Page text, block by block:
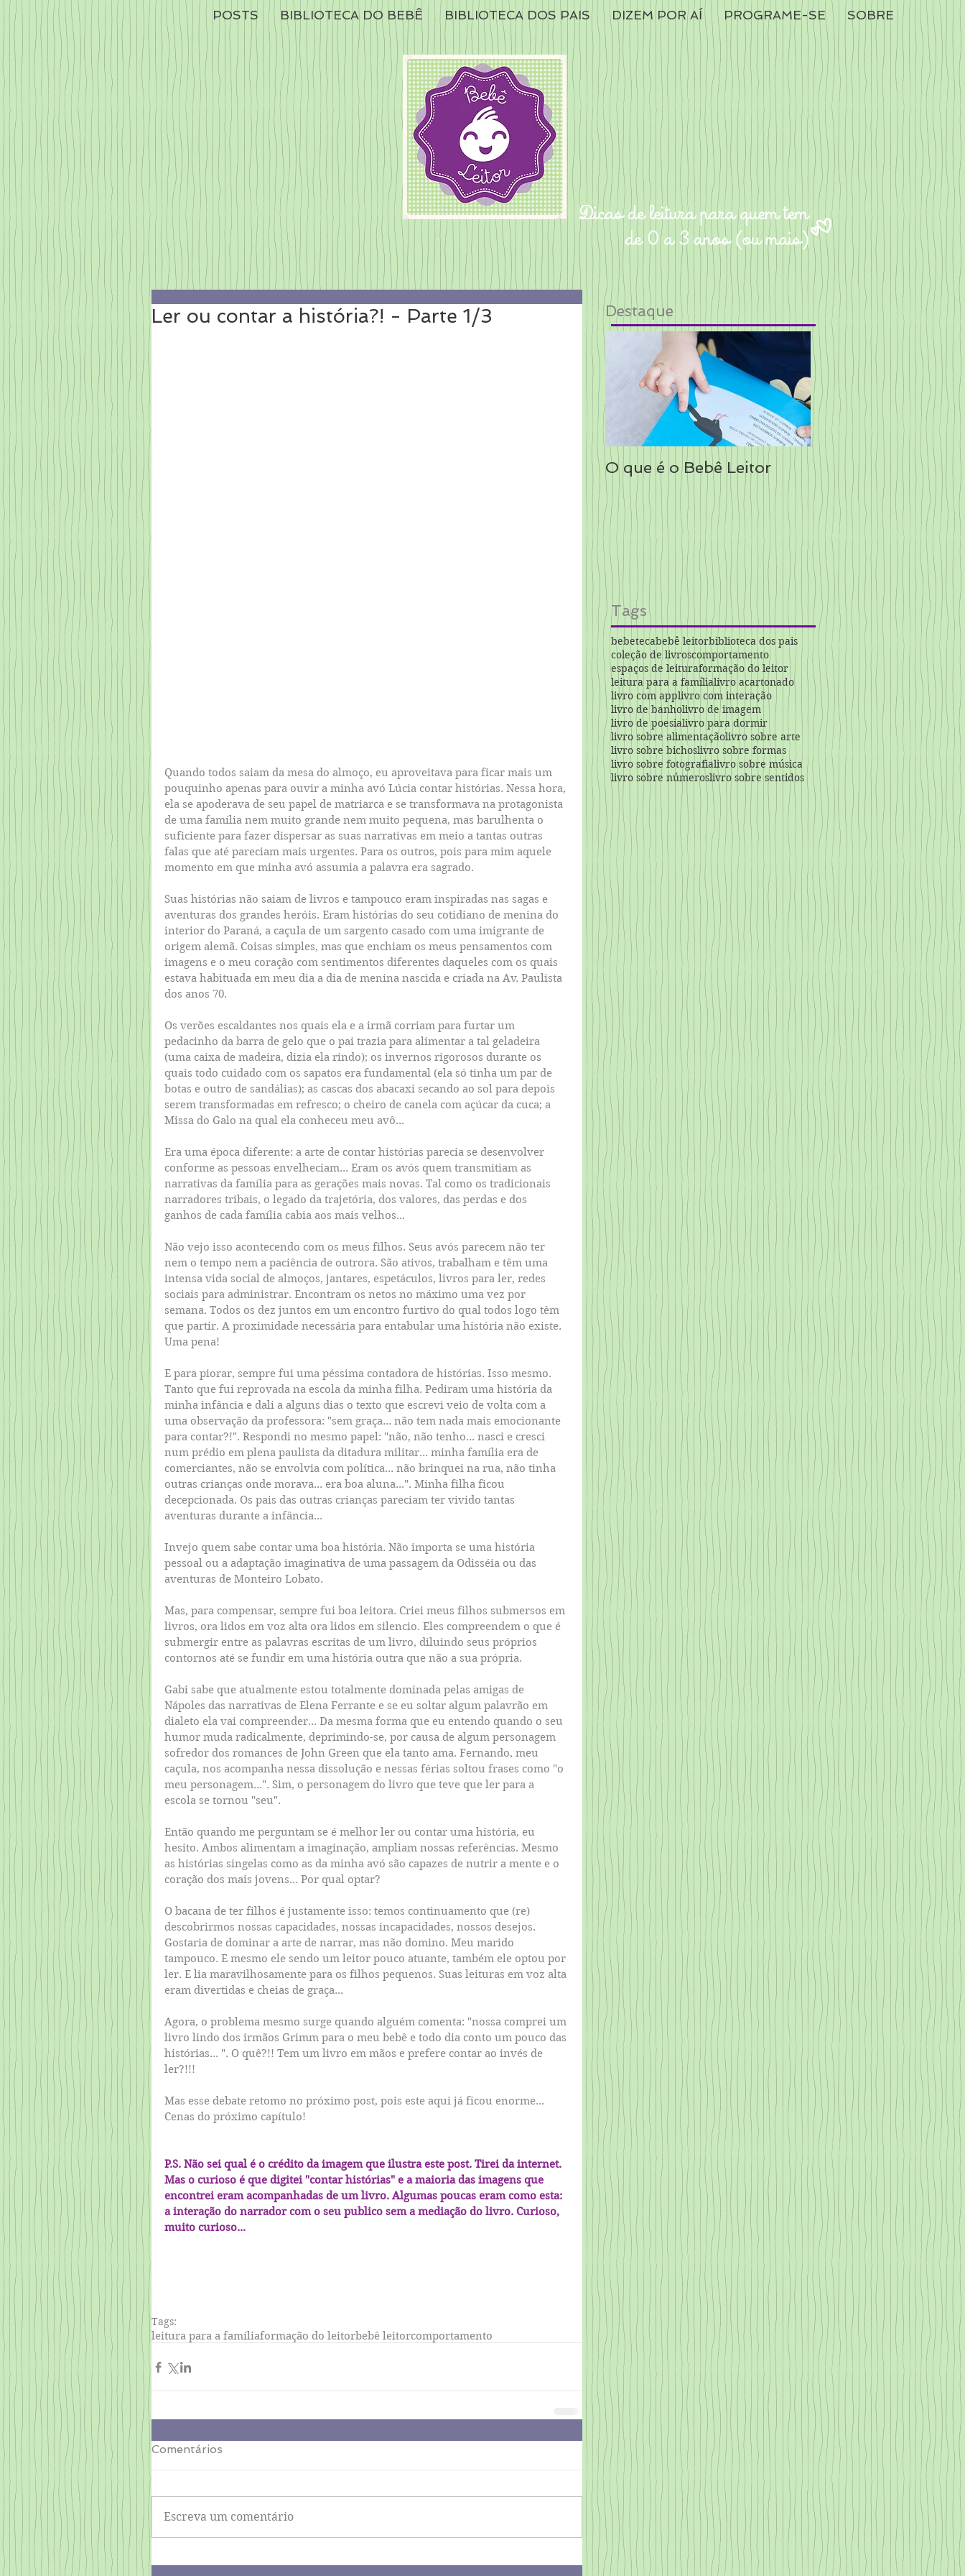
POSTS BIBLIOTECA DO BEBÊ BIBLIOTECA DOS PAIS DIZEM POR AÍ PROGRAME-SE SOBRE
Ler ou contar a história?! - Parte 1/3
Quando todos saiam da mesa do almoço, eu aproveitava para ficar mais um
pouquinho apenas para ouvir a minha avó Lúcia contar histórias. Nessa hora,
ela se apoderava de seu papel de matriarca e se transformava na protagonista
de uma família nem muito grande nem muito pequena, mas barulhenta o
suficiente para fazer dispersar as suas narrativas em meio a tantas outras
falas que até pareciam mais urgentes. Para os outros, pois para mim aquele
momento em que minha avó assumia a palavra era sagrado.
Suas histórias não saiam de livros e tampouco eram inspiradas nas sagas e
aventuras dos grandes heróis. Eram histórias do seu cotidiano de menina do
interior do Paraná, a caçula de um sargento casado com uma imigrante de
origem alemã. Coisas simples, mas que enchiam os meus pensamentos com
imagens e o meu coração com sentimentos diferentes daqueles com os quais
estava habituada em meu dia a dia de menina nascida e criada na Av. Paulista
dos anos 70.
Os verões escaldantes nos quais ela e a irmã corriam para furtar um
pedacinho da barra de gelo que o pai trazia para alimentar a tal geladeira
(uma caixa de madeira, dizia ela rindo); os invernos rigorosos durante os
quais todo cuidado com os sapatos era fundamental (ela só tinha um par de
botas e outro de sandálias); as cascas dos abacaxi secando ao sol para depois
serem transformadas em refresco; o cheiro de canela com açúcar da cuca; a
Missa do Galo na qual ela conheceu meu avô...
Era uma época diferente: a arte de contar histórias parecia se desenvolver
conforme as pessoas envelheciam... Eram os avós quem transmitiam as
narrativas da família para as gerações mais novas. Tal como os tradicionais
narradores tribais, o legado da trajetória, dos valores, das perdas e dos
ganhos de cada família cabia aos mais velhos...
Não vejo isso acontecendo com os meus filhos. Seus avós parecem não ter
nem o tempo nem a paciência de outrora. São ativos, trabalham e têm uma
intensa vida social de almoços, jantares, espetáculos, livros para ler, redes
sociais para administrar. Encontram os netos no máximo uma vez por
semana. Todos os dez juntos em um encontro furtivo do qual todos logo têm
que partir. A proximidade necessária para entabular uma história não existe.
Uma pena!
E para piorar, sempre fui uma péssima contadora de histórias. Isso mesmo.
Tanto que fui reprovada na escola da minha filha. Pediram uma história da
minha infância e dali a alguns dias o texto que escrevi veio de volta com a
uma observação da professora: "sem graça... não tem nada mais emocionante
para contar?!". Respondi no mesmo papel: "não, não tenho... nasci e cresci
num prédio em plena paulista da ditadura militar... minha família era de
comerciantes, não se envolvia com política... não brinquei na rua, não tinha
outras crianças onde morava... era boa aluna...". Minha filha ficou
decepcionada. Os pais das outras crianças pareciam ter vivido tantas
aventuras durante a infância...
Invejo quem sabe contar uma boa história. Não importa se uma história
pessoal ou a adaptação imaginativa de uma passagem da Odisséia ou das
aventuras de Monteiro Lobato.
Mas, para compensar, sempre fui boa leitora. Criei meus filhos submersos em
livros, ora lidos em voz alta ora lidos em silencio. Eles compreendem o que é
submergir entre as palavras escritas de um livro, diluindo seus próprios
contornos até se fundir em uma história outra que não a sua própria.
Gabi sabe que atualmente estou totalmente dominada pelas amigas de
Nápoles das narrativas de Elena Ferrante e se eu soltar algum palavrão em
dialeto ela vai compreender... Da mesma forma que eu entendo quando o seu
humor muda radicalmente, deprimindo-se, por causa de algum personagem
sofredor dos romances de John Green que ela tanto ama. Fernando, meu
caçula, nos acompanha nessa dissolução e nessas férias soltou frases como "o
meu personagem...". Sim, o personagem do livro que teve que ler para a
escola se tornou "seu".
Então quando me perguntam se é melhor ler ou contar uma história, eu
hesito. Ambos alimentam a imaginação, ampliam nossas referências. Mesmo
as histórias singelas como as da minha avó são capazes de nutrir a mente e o
coração dos mais jovens... Por qual optar?
O bacana de ter filhos é justamente isso: temos continuamento que (re)
descobrirmos nossas capacidades, nossas incapacidades, nossos desejos.
Gostaria de dominar a arte de narrar, mas não domino. Meu marido
tampouco. E mesmo ele sendo um leitor pouco atuante, também ele optou por
ler. E lia maravilhosamente para os filhos pequenos. Suas leituras em voz alta
eram divertidas e cheias de graça...
Agora, o problema mesmo surge quando alguém comenta: "nossa comprei um
livro lindo dos irmãos Grimm para o meu bebê e todo dia conto um pouco das
histórias... ". O quê?!! Tem um livro em mãos e prefere contar ao invés de
ler?!!!
Mas esse debate retomo no próximo post, pois este aqui já ficou enorme...
Cenas do próximo capítulo!
P.S. Não sei qual é o crédito da imagem que ilustra este post. Tirei da internet.
Mas o curioso é que digitei "contar histórias" e a maioria das imagens que
encontrei eram acompanhadas de um livro. Algumas poucas eram como esta:
a interação do narrador com o seu publico sem a mediação do livro. Curioso,
muito curioso...
Tags:
leitura para a famíliaformação do leitorbebê leitorcomportamento
Comentários
Escreva um comentário
Destaque
O que é o Bebê Leitor
Tags
bebetecabebê leitorbiblioteca dos pais
coleção de livroscomportamento
espaços de leituraformação do leitor
leitura para a famílialivro acartonado
livro com applivro com interação
livro de banholivro de imagem
livro de poesialivro para dormir
livro sobre alimentaçãolivro sobre arte
livro sobre bichoslivro sobre formas
livro sobre fotografialivro sobre música
livro sobre númeroslivro sobre sentidos